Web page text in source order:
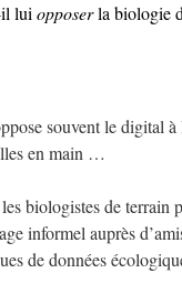
lui opposerla biologie
souvent le digital
en main …
biologistes de terrain
informel auprès
de données